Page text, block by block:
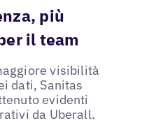
più
il team
visibilità
dati, Sanitas
evidenti
da Uberall.